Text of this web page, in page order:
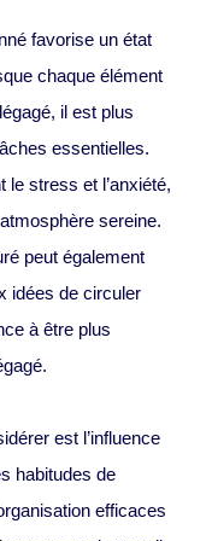
favorise un état
chaque élément
il est plus
essentielles.
le stress et l’anxiété,
sereine.
peut également
idées de circuler
à être plus
est l’influence
habitudes de
efficaces